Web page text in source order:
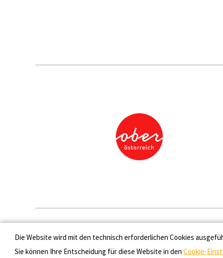
Die Website wird mit den technisch erforderlichen Cookies
Sie können Ihre Entscheidung für diese Website in den Cookie-